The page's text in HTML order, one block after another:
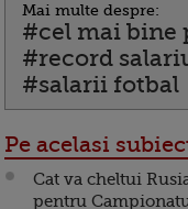
Mai multe despre:
#cel mai bine
#record
#salarii fotbal
Pe acelasi
Cat va cheltui
pentru